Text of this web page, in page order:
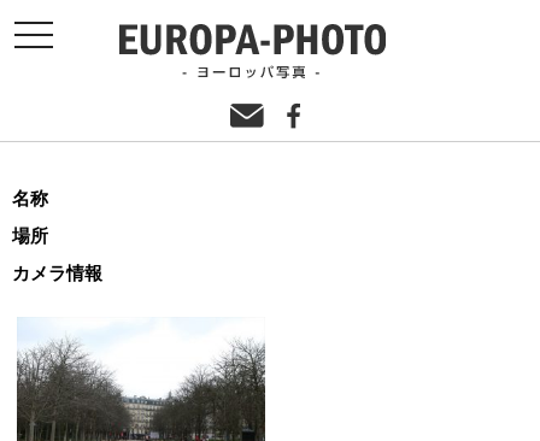
toggle
navigation
名称
場所
カメラ情報